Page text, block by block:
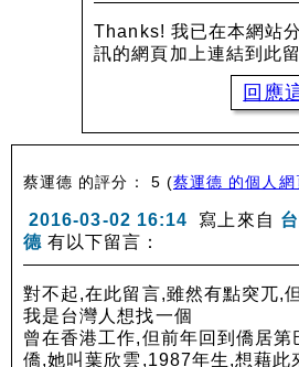
Thanks! 我已在本網站
訊的網頁加上連結到此留
回應
蔡運德 的評分： 5 (蔡運德 的個人網
2016-03-02 16:14 寫上來自
德 有以下留言：
對不起,在此留言,雖然有點突兀,
我是台灣人想找一個
曾在香港工作,但前年回到僑居第
僑,她叫葉欣雲,1987年生,想藉此